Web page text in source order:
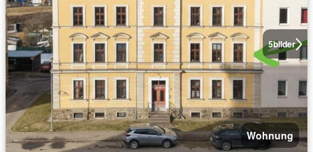
5bilder
Wohnung